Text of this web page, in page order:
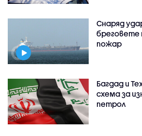
Снаряд
бреговете
пожар
Багдад и
схема за
петрол